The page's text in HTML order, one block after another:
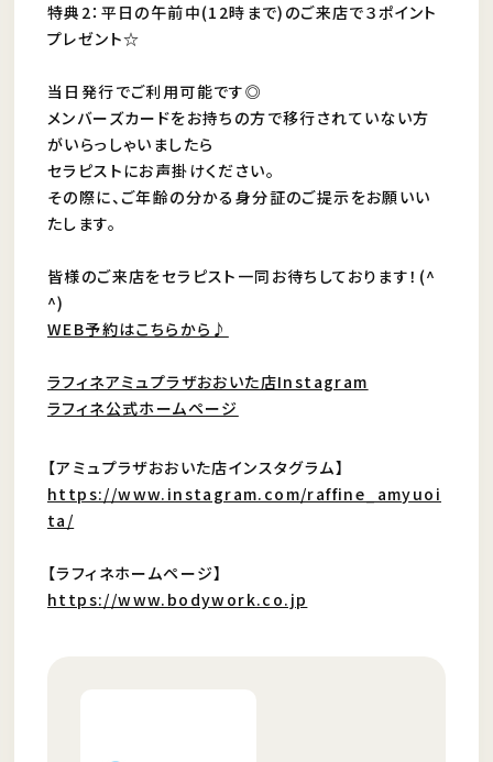
特典2：平日の午前中(12時まで)のご来店で３ポイント
プレゼント☆
当日発行でご利用可能です◎
メンバーズカードをお持ちの方で移行されていない方
がいらっしゃいましたら
セラピストにお声掛けください。
その際に、ご年齢の分かる身分証のご提示をお願いい
たします。
皆様のご来店をセラピスト一同お待ちしております！(^
^)
WEB予約はこちらから♪
ラフィネアミュプラザおおいた店Instagram
ラフィネ公式ホームページ
【アミュプラザおおいた店インスタグラム】
https://www.instagram.com/raffine_amyuoi
ta/
【ラフィネホームページ】
https://www.bodywork.co.jp